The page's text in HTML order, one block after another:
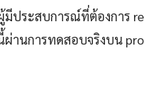
ประสบการณ์ที่ต้องการ
านการทดสอบจริงบน